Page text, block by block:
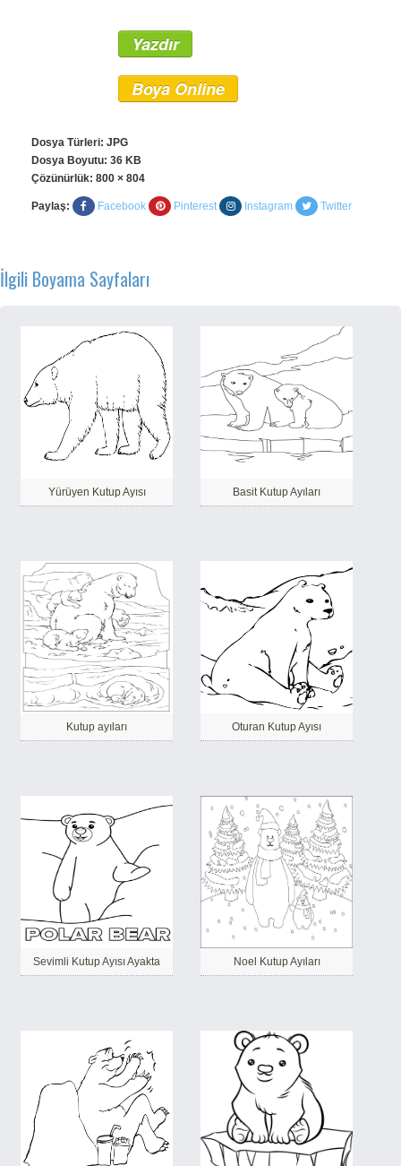
Yazdır
Boya Online
Dosya Türleri: JPG
Dosya Boyutu: 36 KB
Çözünürlük: 800 × 804
Paylaş: Facebook Pinterest Instagram Twitter
İlgili Boyama Sayfaları
Yürüyen Kutup Ayısı Basit Kutup Ayıları
Kutup ayıları Oturan Kutup Ayısı
Sevimli Kutup Ayısı Ayakta Noel Kutup Ayıları